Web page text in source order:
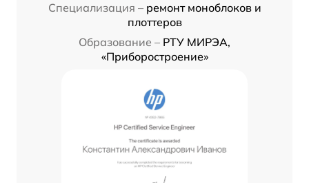
Специализация – ремонт моноблоков и
плоттеров
Образование – РТУ МИРЭА,
«Приборостроение»